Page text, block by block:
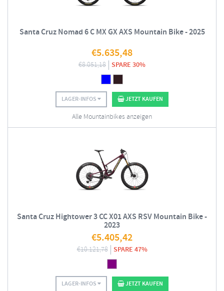
Santa Cruz Nomad 6 C MX GX AXS Mountain Bike - 2025
€5.635,48
€8.051,18 SPARE 30%
LAGER-INFOS JETZT KAUFEN
Alle Mountainbikes anzeigen
Santa Cruz Hightower 3 CC X01 AXS RSV Mountain Bike -
2023
€5.405,42
€10.121,78 SPARE 47%
LAGER-INFOS JETZT KAUFEN